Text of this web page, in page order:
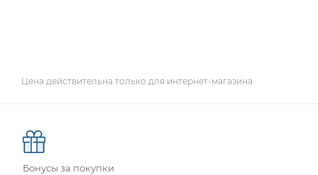
Цена действительна только для интернет-магазина.
Бонусы за покупки